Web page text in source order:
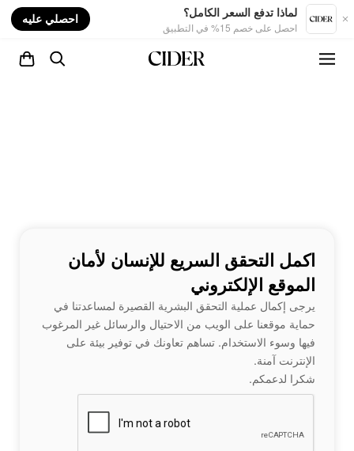
لماذا تدفع السعر الكامل؟
احصل على خصم 15% في التطبيق
احصلي عليه
اكمل التحقق السريع للإنسان لأمان
الموقع الإلكتروني
يرجى إكمال عملية التحقق البشرية القصيرة لمساعدتنا في
حماية موقعنا على الويب من الاحتيال والرسائل غير المرغوب
فيها وسوء الاستخدام. تساهم تعاونك في توفير بيئة على
الإنترنت آمنة.
شكرا لدعمكم.